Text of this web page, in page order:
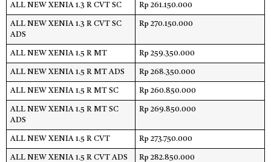
ALL NEW XENIA 1.3 R CVT SC Rp 261.150.000
ALL NEW XENIA 1.3 R CVT SC
ADS
Rp 270.150.000
ALL NEW XENIA 1.5 R MT Rp 259.350.000
ALL NEW XENIA 1.5 R MT ADS Rp 268.350.000
ALL NEW XENIA 1.5 R MT SC Rp 260.850.000
ALL NEW XENIA 1.5 R MT SC
ADS
Rp 269.850.000
ALL NEW XENIA 1.5 R CVT Rp 273.750.000
ALL NEW XENIA 1.5 R CVT ADS Rp 282.850.000